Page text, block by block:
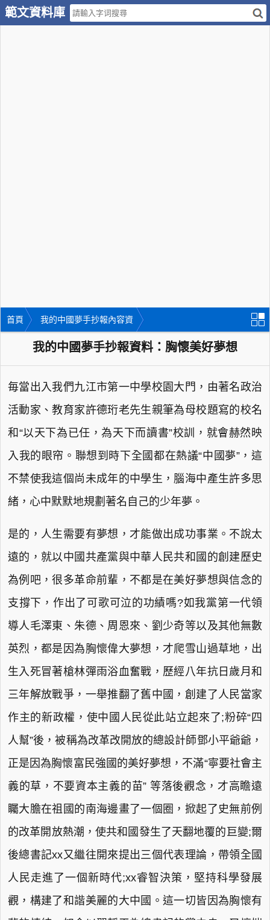
範文資料庫
首頁 我的中國夢手抄報內容資
料
我的中國夢手抄報資料：胸懷美好夢想
毎當出入我們九江市第一中學校園大門，由著名政治
活動家、教育家許德珩老先生親筆為母校題寫的校名
和“以天下為已任，為天下而讀書”校訓，就會赫然映
入我的眼帘。聯想到時下全國都在熱議“中國夢”，這
不禁使我這個尚未成年的中學生，腦海中產生許多思
緒，心中默默地規劃著名自己的少年夢。
是的，人生需要有夢想，才能做出成功事業。不說太
遠的，就以中國共產黨與中華人民共和國的創建歷史
為例吧，很多革命前輩，不都是在美好夢想與信念的
支撐下，作出了可歌可泣的功績嗎?如我黨第一代領
導人毛澤東、朱德、周恩來、劉少奇等以及其他無數
英烈，都是因為胸懷偉大夢想，才爬雪山過草地，出
生入死冒著槍林彈雨浴血奮戰，歷經八年抗日歲月和
三年解放戰爭，一舉推翻了舊中國，創建了人民當家
作主的新政權，使中國人民從此站立起來了;粉碎“四
人幫”後，被稱為改革改開放的總設計師鄧小平爺爺，
正是因為胸懷富民強國的美好夢想，不滿“寧要社會主
義的草，不要資本主義的苗” 等落後觀念，才高瞻遠
矚大膽在祖國的南海邊畫了一個圈，掀起了史無前例
的改革開放熱潮，使共和國發生了天翻地覆的巨變;爾
後總書記xx又繼往開來提出三個代表理論，帶領全國
人民走進了一個新時代;xx睿智決策，堅持科學發展
觀，構建了和諧美麗的大中國。這一切皆因為胸懷有